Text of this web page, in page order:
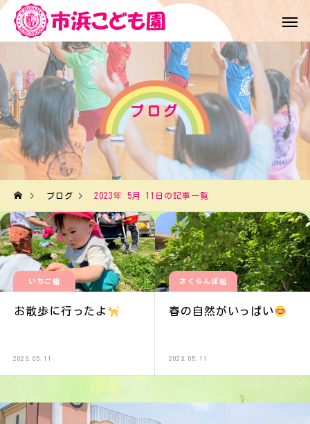
ブログ
ブログ 2023年 5月 11日の記事一覧
いちご組
お散歩に行ったよ
2023.05.11
さくらんぼ組
春の自然がいっぱい
2023.05.11